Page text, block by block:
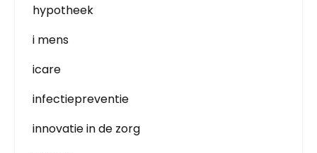
hypotheek
i mens
icare
infectiepreventie
innovatie in de zorg